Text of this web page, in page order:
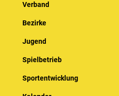
Verband
Bezirke
Jugend
Spielbetrieb
Sportentwicklung